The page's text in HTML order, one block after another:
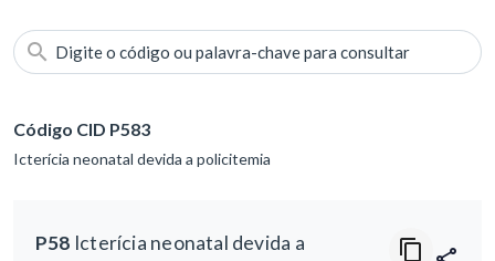
Digite o código ou palavra-chave para consultar
Código CID P583
Icterícia neonatal devida a policitemia
P58 Icterícia neonatal devida a